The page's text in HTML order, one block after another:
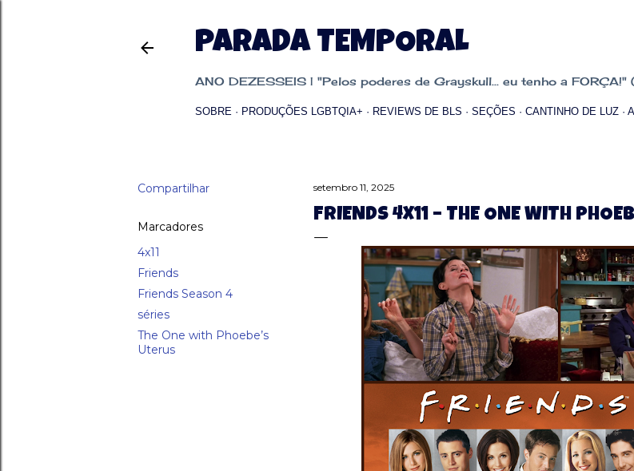
PARADA TEMPORAL
ANO DEZESSEIS | "Pelos poderes de Grayskull... eu tenho a FORÇA!"
SOBRE PRODUÇÕES LGBTQIA+ REVIEWS DE BLS SEÇÕES CANTINHO DE LUZ
Compartilhar
Marcadores
4x11
Friends
Friends Season 4
séries
The One with Phoebe’s
Uterus
setembro 11, 2025
FRIENDS 4X11 – THE ONE WITH